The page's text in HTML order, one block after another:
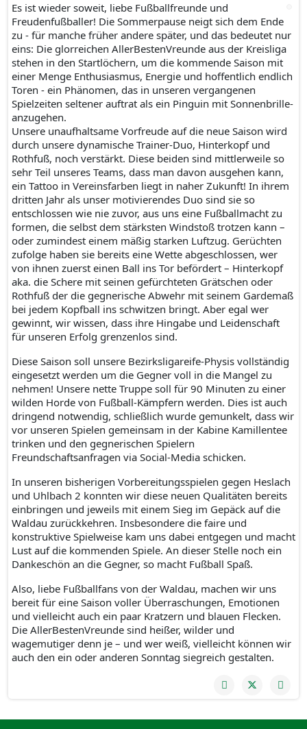
Es ist wieder soweit, liebe Fußballfreunde und
Freudenfußballer! Die Sommerpause neigt sich dem Ende
zu - für manche früher andere später, und das bedeutet nur
eins: Die glorreichen AllerBestenVreunde aus der Kreisliga
stehen in den Startlöchern, um die kommende Saison mit
einer Menge Enthusiasmus, Energie und hoffentlich endlich
Toren - ein Phänomen, das in unseren vergangenen
Spielzeiten seltener auftrat als ein Pinguin mit Sonnenbrille-
anzugehen.
Unsere unaufhaltsame Vorfreude auf die neue Saison wird
durch unsere dynamische Trainer-Duo, Hinterkopf und
Rothfuß, noch verstärkt. Diese beiden sind mittlerweile so
sehr Teil unseres Teams, dass man davon ausgehen kann,
ein Tattoo in Vereinsfarben liegt in naher Zukunft! In ihrem
dritten Jahr als unser motivierendes Duo sind sie so
entschlossen wie nie zuvor, aus uns eine Fußballmacht zu
formen, die selbst dem stärksten Windstoß trotzen kann –
oder zumindest einem mäßig starken Luftzug. Gerüchten
zufolge haben sie bereits eine Wette abgeschlossen, wer
von ihnen zuerst einen Ball ins Tor befördert – Hinterkopf
aka. die Schere mit seinen gefürchteten Grätschen oder
Rothfuß der die gegnerische Abwehr mit seinem Gardemaß
bei jedem Kopfball ins schwitzen bringt. Aber egal wer
gewinnt, wir wissen, dass ihre Hingabe und Leidenschaft
für unseren Erfolg grenzenlos sind.
Diese Saison soll unsere Bezirksligareife-Physis vollständig
eingesetzt werden um die Gegner voll in die Mangel zu
nehmen! Unsere nette Truppe soll für 90 Minuten zu einer
wilden Horde von Fußball-Kämpfern werden. Dies ist auch
dringend notwendig, schließlich wurde gemunkelt, dass wir
vor unseren Spielen gemeinsam in der Kabine Kamillentee
trinken und den gegnerischen Spielern
Freundschaftsanfragen via Social-Media schicken.
In unseren bisherigen Vorbereitungsspielen gegen Heslach
und Uhlbach 2 konnten wir diese neuen Qualitäten bereits
einbringen und jeweils mit einem Sieg im Gepäck auf die
Waldau zurückkehren. Insbesondere die faire und
konstruktive Spielweise kam uns dabei entgegen und macht
Lust auf die kommenden Spiele. An dieser Stelle noch ein
Dankeschön an die Gegner, so macht Fußball Spaß.
Also, liebe Fußballfans von der Waldau, machen wir uns
bereit für eine Saison voller Überraschungen, Emotionen
und vielleicht auch ein paar Kratzern und blauen Flecken.
Die AllerBestenVreunde sind heißer, wilder und
wagemutiger denn je – und wer weiß, vielleicht können wir
auch den ein oder anderen Sonntag siegreich gestalten.